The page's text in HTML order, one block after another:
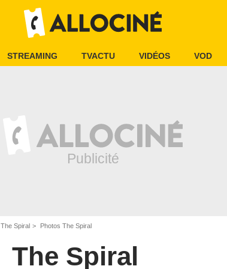
STREAMING TVACTU VIDÉOS VOD
The Spiral Photos The Spiral
The Spiral